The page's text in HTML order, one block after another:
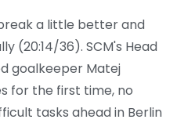
a little better and
(20:14/36). SCM's Head
goalkeeper Matej
for the first time, no
tasks ahead in Berlin